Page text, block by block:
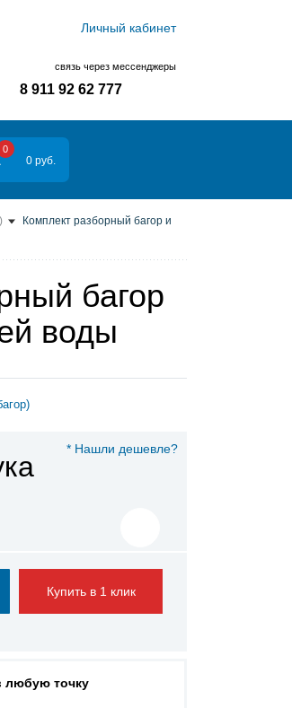
Личный кабинет
связь через мессенджеры
8 911 92 62 777
0
0 руб.
Комплект разборный багор и
багор
воды
* Нашли дешевле?
Купить в 1 клик
любую точку